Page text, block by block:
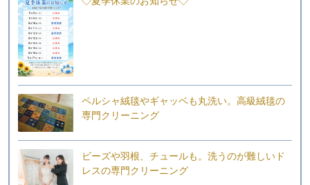
ペルシャ絨毯やギャッベも丸洗い。高級絨毯の
専門クリーニング
ビーズや羽根、チュールも。洗うのが難しいド
レスの専門クリーニング